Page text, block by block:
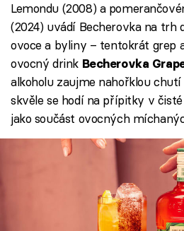
Lemondu (2008) a
(2024) uvádí Becherovka na trh
ovoce a byliny – tentokrát grep
ovocný drink Becherovka
alkoholu zaujme nahořklou
skvěle se hodí na přípitky v
jako součást ovocných